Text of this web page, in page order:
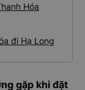
Hóa
đi Hạ Long
gặp khi đặt